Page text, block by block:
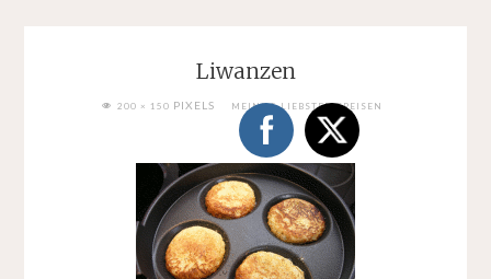
Liwanzen
FULL200 × 150 PIXELS MEINE 5 LIEBSTEN SPEISEN